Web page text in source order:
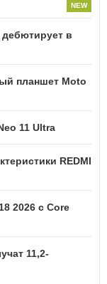
в
планшет Moto
11 Ultra
REDMI
2026 с Core
11,2-